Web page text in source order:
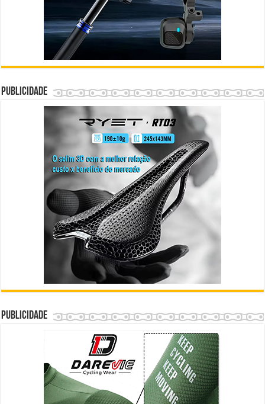
Publicidade
Publicidade